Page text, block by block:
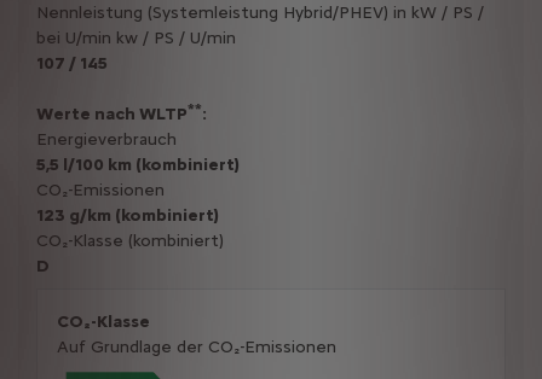
Nennleistung (Systemleistung Hybrid/PHEV) in kW / PS /
bei U/min kw / PS / U/min
107 / 145
Werte nach WLTP**:
Energieverbrauch
5,5 l/100 km (kombiniert)
CO₂-Emissionen
123 g/km (kombiniert)
CO₂-Klasse (kombiniert)
D
CO₂-Klasse
Auf Grundlage der CO₂-Emissionen